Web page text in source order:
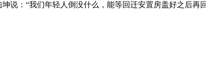
：“我们年轻人倒没什么，能等回迁安置房盖好之后再